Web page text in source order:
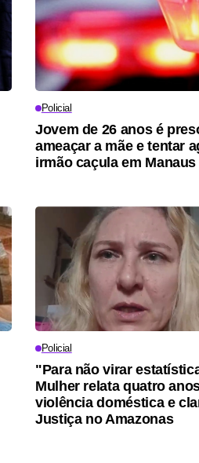
Policial
Jovem de 26 anos é
ameaçar a mãe e tentar
irmão caçula em Manaus
Policial
"Para não virar
Mulher relata quatro
violência doméstica e
Justiça no Amazonas